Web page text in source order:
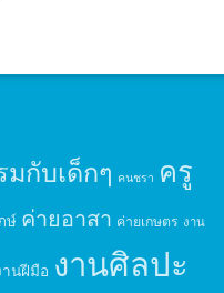
มกับเด็กๆ คนชรา ครู
ษ์ ค่ายอาสา ค่ายเกษตร งาน
านฝีมือ งานศิลปะ